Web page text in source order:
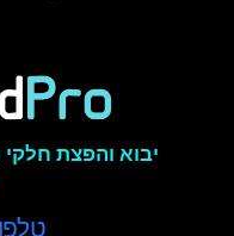
יבוא והפצת חלקי